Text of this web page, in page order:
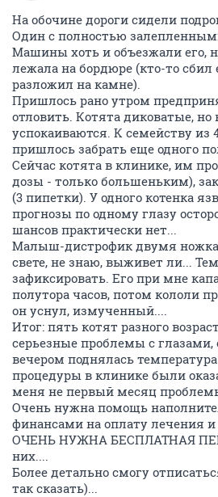
На обочине дороги сидели
Один с полностью
Машины хоть и объезжали его,
лежала на бордюре (кто-то сбил
разложил на камне).
Пришлось рано утром
отловить. Котята диковатые, но
успокаиваются. К семейству
пришлось забрать еще одного
Сейчас котята в клинике, им
дозы - только большеньким),
(3 пипетки). У одного котенка
прогнозы по одному глазу
шансов практически нет...
Малыш-дистрофик двумя
свете, не знаю, выживет ли...
зафиксировать. Его при мне
полутора часов, потом кололи
он уснул, измученный....
Итог: пять котят разного
серьезные проблемы с глазами,
вечером поднялась температура
процедуры в клинике были
меня не первый месяц
Очень нужна помощь
финансами на оплату лечения и
ОЧЕНЬ НУЖНА БЕСПЛАТНАЯ
них....
Более детально смогу
так сказать)...